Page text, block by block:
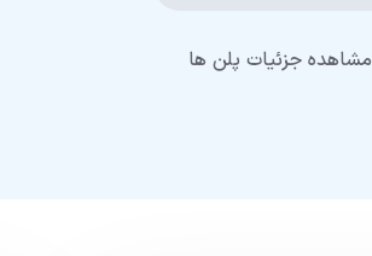
مشاهده جزئیات پلن ها